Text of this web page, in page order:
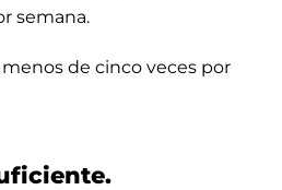
semana.
de cinco veces por